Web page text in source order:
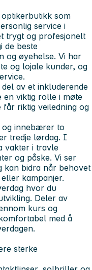
som
service i
trygt og profesjonelt
de beste
og øyehelse. Vi har
og lojale kunder, og
av et inkluderende
en viktig rolle i møte
får riktig veiledning og
og innebærer to
tredje lørdag. I
vakter i travle
og påske. Vi ser
kan bidra når behovet
kampanjer.
hvor du
Deler av
kurs og
med å
sterke